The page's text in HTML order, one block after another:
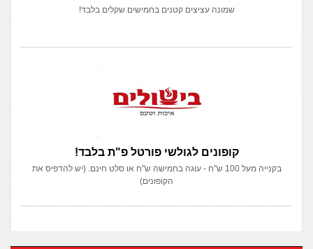
שמונה עציצים קטנים בחמישים שקלים בלבד!
קופונים לגולשי פורטל פ"ת בלבד!
בקנייה מעל 100 ש"ח - עוגה בחמישה ש"ח או סלט חינם. (יש להדפיס את
הקופונים)